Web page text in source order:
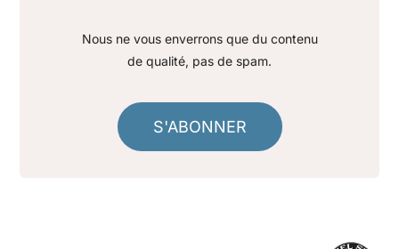
Nous ne vous enverrons que du contenu
de qualité, pas de spam.
S'ABONNER